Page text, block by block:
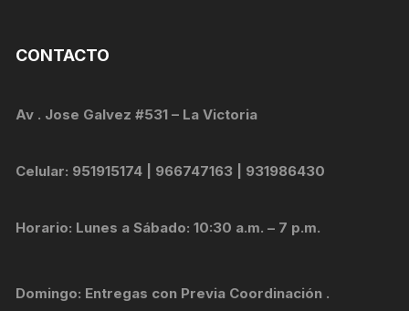
CONTACTO
Av . Jose Galvez #531 – La Victoria
Celular: 951915174 | 966747163 | 931986430
Horario: Lunes a Sábado: 10:30 a.m. – 7 p.m.
Domingo: Entregas con Previa Coordinación .